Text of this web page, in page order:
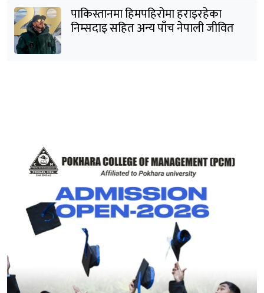
पाकिस्तानमा हिमपहिरोमा हराइरहेका
निम्सदाइ सहित अन्य पाँच नेपाली जीवित
भेटिने आशा कमजोर, युक्तको शव निकालियो